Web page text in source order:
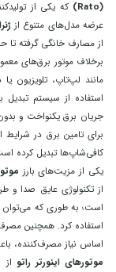
(Rato)
که یکی از
عرضه مدل‌های متنوع از
از مصارف خانگی گرفته تا
برخلاف موتور برق‌های
مانند لپ‌تاپ، تلویزیون
جریان برق یکنواخت و
برای تامین برق در
کافی‌شاپ‌ها تبدیل کرده
یکی از مزیت‌های بارز
از تکنولوژی عایق صدا و
است؛ به طوری که می‌توان
استفاده کرد. همچنین
اساس نیاز مصرف‌کننده،
موتورهای اینورتر راتو